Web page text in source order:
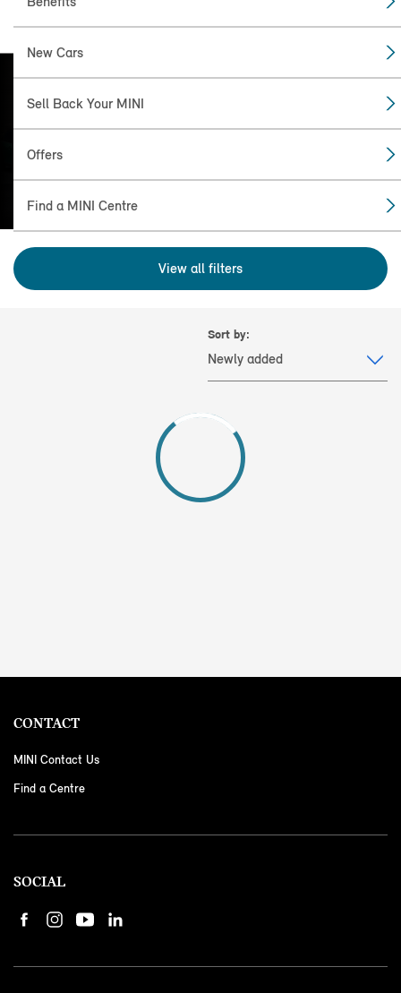
New Cars
Sell Back Your MINI
Offers
Find a MINI Centre
FIND THE
MINI FOR YOU
View all filters
Sort by:
CONTACT
MINI Contact Us
Find a Centre
SOCIAL